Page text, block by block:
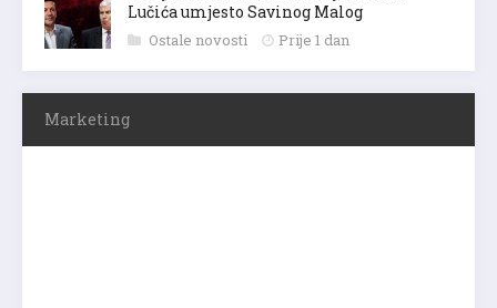
Lučića umjesto Savinog Malog
Ostale novosti Prije 1 dan
Marketing